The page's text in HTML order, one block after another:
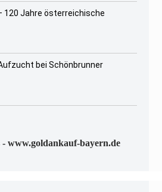
– 120 Jahre österreichische
bei Schönbrunner
www.goldankauf-bayern.de